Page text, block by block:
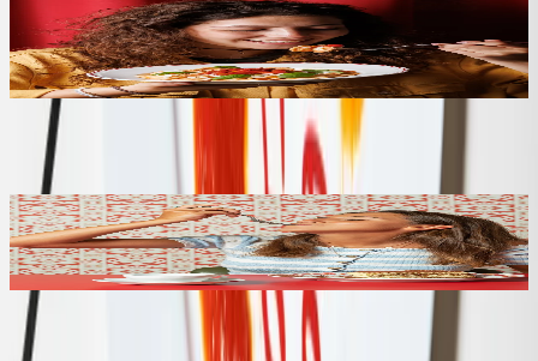
Goditi i tuoi vantaggi! Approfitta delle offerte e
mangia risparmiando: per ogni euro speso ti
diamo il 4% di cashback sui tuoi prossimi ordini.
Puoi applicarlo direttamente al pagamento.
Bozza
↳ Sottosezione
CardWImage
child #4 • id=106
Step 4
Per ogni euro speso ti diamo il 4% di cashback sui tuoi
prossimi ordini. Puoi applicarlo direttamente al
pagamento.
BandMosaic
background=cerulean